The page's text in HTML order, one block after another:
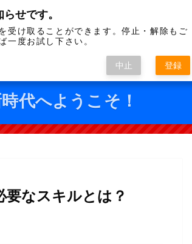
代へようこそ！
ロフィール サイトマップ
site map
要なスキルとは？
せです。
受け取ることができます。停止・解除もご
一度お試し下さい。
中止 登録